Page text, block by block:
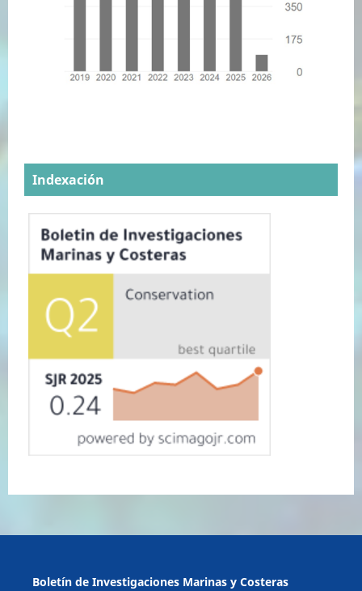
Indexación
Boletín de Investigaciones Marinas y Costeras